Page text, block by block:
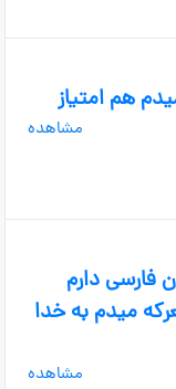
هم امتیاز
مشاهده
نیم امتحان فارسی دارم
میدم به خدا
مشاهده